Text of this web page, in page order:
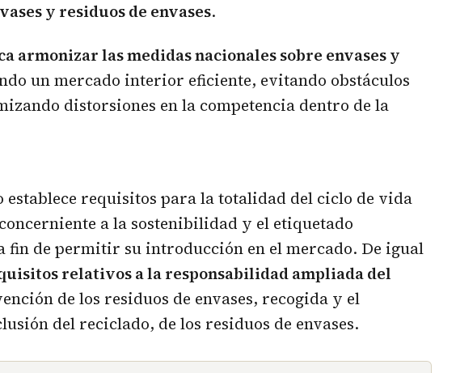
y residuos de envases.
armonizar las medidas nacionales sobre envases y
un mercado interior eficiente, evitando obstáculos
distorsiones en la competencia dentro de la
establece requisitos para la totalidad del ciclo de vida
a la sostenibilidad y el etiquetado
fin de permitir su introducción en el mercado. De igual
relativos a la responsabilidad ampliada del
de los residuos de envases, recogida y el
del reciclado, de los residuos de envases.